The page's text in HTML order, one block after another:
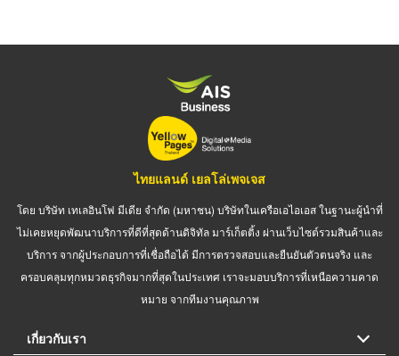
ไทยแลนด์ เยลโล่เพจเจส
โดย บริษัท เทเลอินโฟ มีเดีย จำกัด (มหาชน) บริษัทในเครือเอไอเอส ในฐานะผู้นำที่
ไม่เคยหยุดพัฒนาบริการที่ดีที่สุดด้านดิจิทัล มาร์เก็ตติ้ง ผ่านเว็บไซต์รวมสินค้าและ
บริการ จากผู้ประกอบการที่เชื่อถือได้ มีการตรวจสอบและยืนยันตัวตนจริง และ
ครอบคลุมทุกหมวดธุรกิจมากที่สุดในประเทศ เราจะมอบบริการที่เหนือความคาด
หมาย จากทีมงานคุณภาพ
เกี่ยวกับเรา